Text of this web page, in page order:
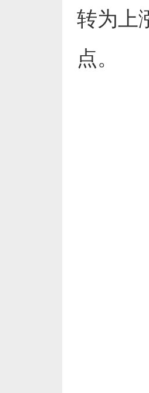
转为上
点。